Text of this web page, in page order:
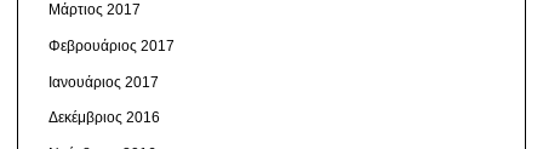
Μάρτιος 2017
Φεβρουάριος 2017
Ιανουάριος 2017
Δεκέμβριος 2016